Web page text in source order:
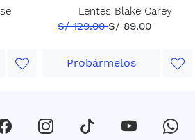
Lentes Blake Carey
S/ 129.00S/ 89.00
Probármelos